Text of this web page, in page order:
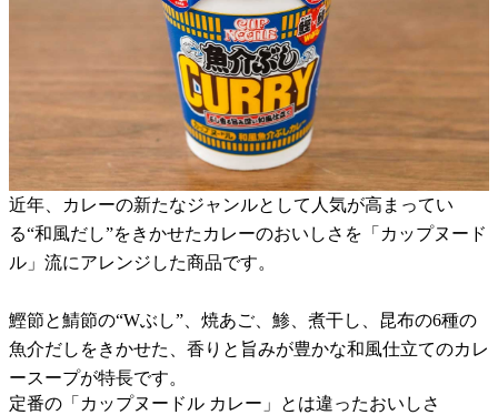
近年、カレーの新たなジャンルとして人気が高まってい
る“和風だし”をきかせたカレーのおいしさを「カップヌード
ル」流にアレンジした商品です。
鰹節と鯖節の“Wぶし”、焼あご、鯵、煮干し、昆布の6種の
魚介だしをきかせた、香りと旨みが豊かな和風仕立てのカレ
ースープが特長です。
定番の「カップヌードル カレー」とは違ったおいしさ